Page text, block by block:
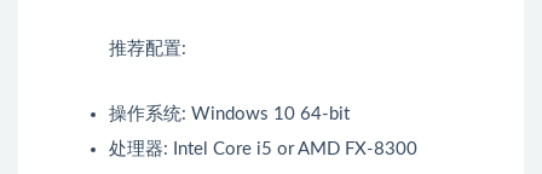
推荐配置:
操作系统: Windows 10 64-bit
处理器: Intel Core i5 or AMD FX-8300